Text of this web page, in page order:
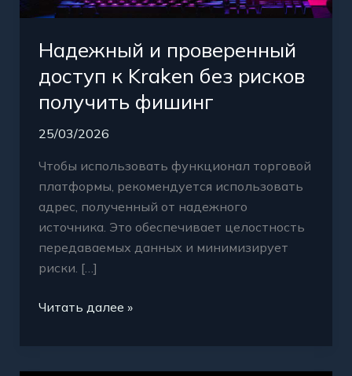
Надежный и проверенный
доступ к Kraken без рисков
получить фишинг
25/03/2026
Чтобы использовать функционал торговой
платформы, рекомендуется использовать
адрес, полученный от надежного
источника. Это обеспечивает целостность
передаваемых данных и минимизирует
риски. […]
Читать далее »